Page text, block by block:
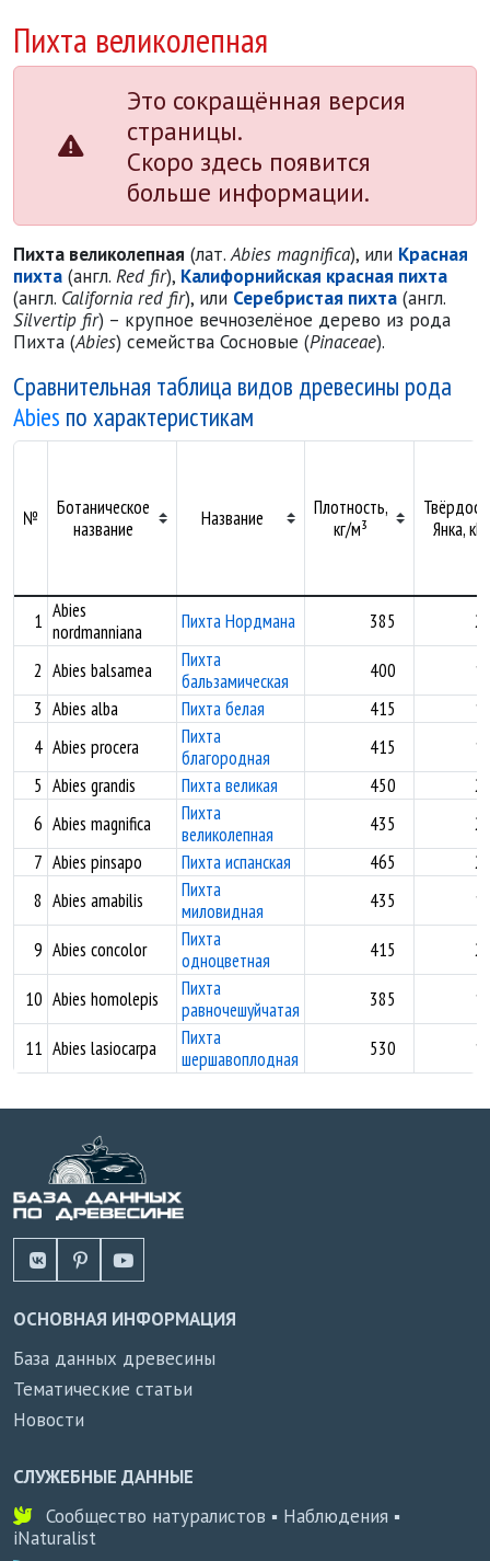
Пихта великолепная
Это сокращённая версия
страницы.
Скоро здесь появится
больше информации.
Пихта великолепная (лат.Abies magnifica), или Красная
пихта (англ. Red fir), Калифорнийская красная пихта
(англ. California red fir), или Серебристая пихта (англ.
Silvertip fir) – крупное вечнозелёное дерево из рода
Пихта (Abies) семейства Сосновые (Pinaceae).
Сравнительная таблица видов древесины рода
Abies по характеристикам
№
Ботаническое
название
Название
Плотность,
кг/м³
Янка, кН
1 Abies
nordmanniana
Пихта Нордмана 385
2 Abies balsamea
Пихта
бальзамическая
400
3 Abies alba Пихта белая 415
4 Abies procera
Пихта
благородная
415
5 Abies grandis Пихта великая 450
6 Abies magnifica
Пихта
великолепная
435
7 Abies pinsapo Пихта испанская 465
8 Abies amabilis
Пихта
миловидная
435
9 Abies concolor
Пихта
одноцветная
415
10 Abies homolepis
Пихта
равночешуйчатая
385
11 Abies lasiocarpa
Пихта
шершавоплодная
530
ОСНОВНАЯ ИНФОРМАЦИЯ
База данных древесины
Тематические статьи
Новости
СЛУЖЕБНЫЕ ДАННЫЕ
Сообщество натуралистов ▪ Наблюдения ▪
iNaturalist